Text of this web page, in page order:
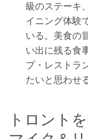
級のステーキ
イニング体験
いる。美食の
い出に残る食
プ・レストラ
たいと思わせ
トロント